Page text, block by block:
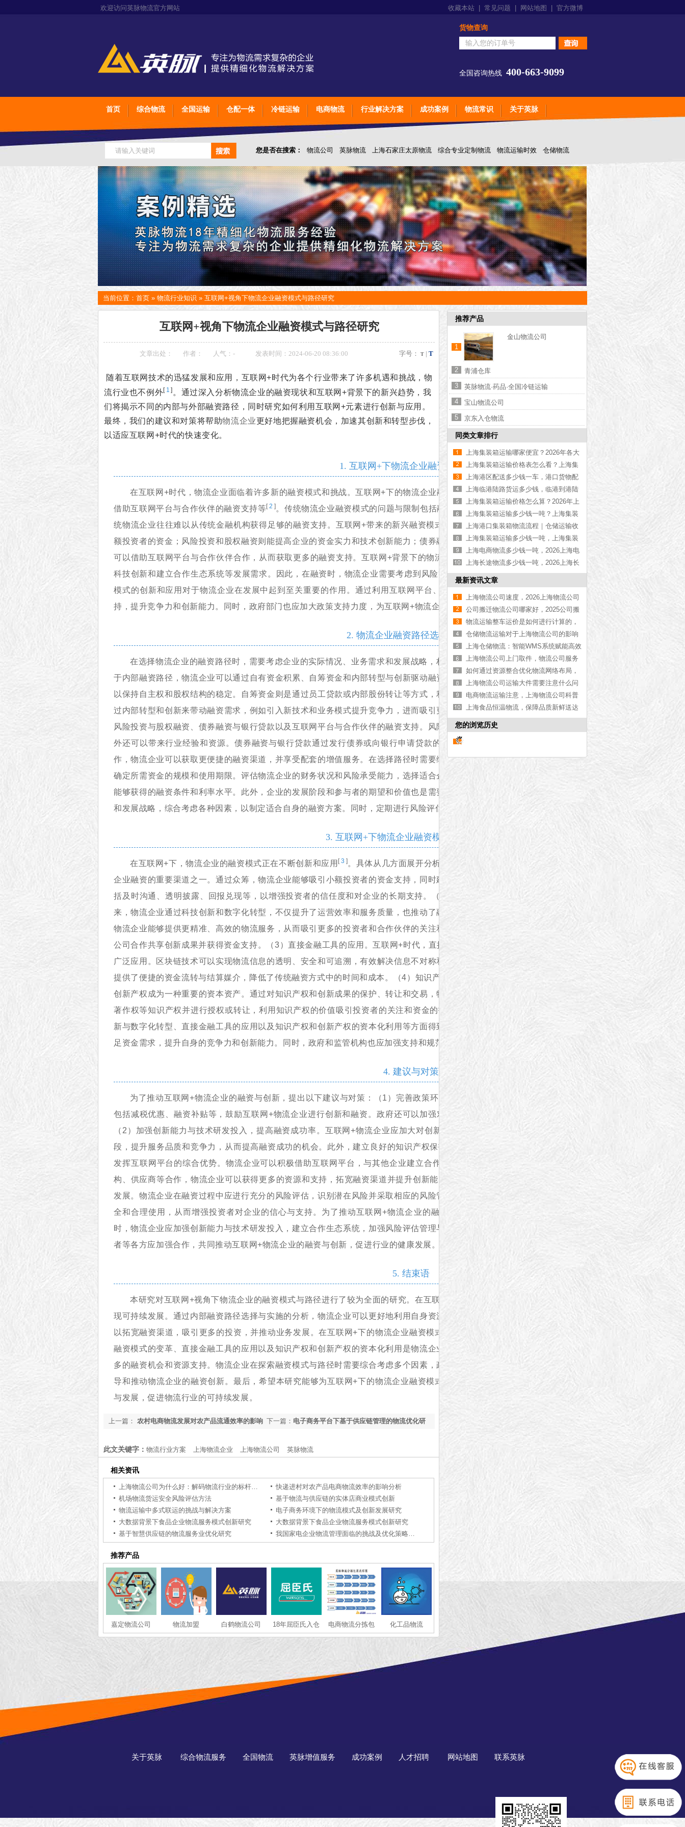
欢迎访问英脉物流官方网站 收藏本站 常见问题 网站地图 官方微博
货物查询
全国咨询热线 400-663-9099
首页 综合物流 全国运输 仓配一体 冷链运输 电商物流 行业解决方案 成功案例 物流常识 关于英脉
您是否在搜索： 物流公司 英脉物流 上海石家庄太原物流 综合专业定制物流 物流运输时效 仓储物流
仓储综合专业定制物流 上海石家庄太原综合专业定制物流
当前位置： 首页 » 物流行业知识 » 互联网+视角下物流企业融资模式与路径研究
互联网+视角下物流企业融资模式与路径研究
字号： T | T
文章出处： 作者： 人气： - 发表时间：2024-06-20 08:36:00
随着互联网技术的迅猛发展和应用，互联网+时代为各个行业带来了许多机遇和挑战，物
流行业也不例外[ 1 ] 。通过深入分析物流企业的融资现状和互联网+背景下的新兴趋势，我
们将揭示不同的内部与外部融资路径，同时研究如何利用互联网+元素进行创新与应用。
最终，我们的建议和对策将帮助物流企业更好地把握融资机会，加速其创新和转型步伐，
以适应互联网+时代的快速变化。
1. 互联网+下物流企业融资模式概述
在互联网+时代，物流企业面临着许多新的融资模式和挑战。互联网+下的物流企业融资模式主要包括众筹、风险投资与股权融资、债券融资与银行贷
借助互联网平台与合作伙伴的融资支持等[2 ] 。传统物流企业融资模式的问题与限制包括融资渠道有限、融资成本高、融资周期长等问题。由于市场竞争激
统物流企业往往难以从传统金融机构获得足够的融资支持。互联网+带来的新兴融资模式使物流企业能够通过互联网平台吸引资金支持，如众筹平台可以
额投资者的资金；风险投资和股权融资则能提高企业的资金实力和技术创新能力；债券融资和银行贷款也逐渐成为物流企业的重要融资方式。此外，物流
可以借助互联网平台与合作伙伴合作，从而获取更多的融资支持。互联网+背景下的物流企业有特殊的融资需求。物流企业需要更多的资金来支持数字化
科技创新和建立合作生态系统等发展需求。因此，在融资时，物流企业需要考虑到风险管理、行业监管和投资回报等方面的特殊需求。互联网+下物流企
模式的创新和应用对于物流企业在发展中起到至关重要的作用。通过利用互联网平台、吸引风险投资、借助科技创新等举措，物流企业能够获得更多的
持，提升竞争力和创新能力。同时，政府部门也应加大政策支持力度，为互联网+物流企业的融资和创新提供更好环境。
2. 物流企业融资路径选择与实施
在选择物流企业的融资路径时，需要考虑企业的实际情况、业务需求和发展战略，权衡不同路径的优缺点和风险收益，以制定适合企业发展的融资方
于内部融资路径，物流企业可以通过自有资金积累、自筹资金和内部转型与创新驱动融资来满足资金需求。自有资金积累依赖于企业的盈利能力和现有资
以保持自主权和股权结构的稳定。自筹资金则是通过员工贷款或内部股份转让等方式，利用内部资源和员工参与度，降低融资成本并增强企业凝聚力。另
过内部转型和创新来带动融资需求，例如引入新技术和业务模式提升竞争力，进而吸引更多外部投资和合作机会。在外部融资路径选择方面，物流企业可
风险投资与股权融资、债券融资与银行贷款以及互联网平台与合作伙伴的融资支持。风险投资与股权融资是利用外部投资者购买股权来获得资金支持，除
外还可以带来行业经验和资源。债券融资与银行贷款通过发行债券或向银行申请贷款的形式，获得长期或短期的资金支持。而通过与互联网平台和合作
作，物流企业可以获取更便捷的融资渠道，并享受配套的增值服务。在选择路径时需要综合权衡多个因素。考虑资金需求量和期限，根据企业的发展规模
确定所需资金的规模和使用期限。评估物流企业的财务状况和风险承受能力，选择适合企业的融资方式。同时，还需要考虑企业的财务状况和信用评级，
能够获得的融资条件和利率水平。此外，企业的发展阶段和参与者的期望和价值也是需要考虑的因素。在进行物流企业的融资路径选择时，应结合企业实
和发展战略，综合考虑各种因素，以制定适合自身的融资方案。同时，定期进行风险评估和财务控制，保证融资资金的安全性和可持续发展。
3. 互联网+下物流企业融资模式创新与应用
在互联网+下，物流企业的融资模式正在不断创新和应用 [3 ] 。具体从几方面展开分析：（1）众筹与投资者关系管理。随着互联网的发展，众筹平台成
企业融资的重要渠道之一。通过众筹，物流企业能够吸引小额投资者的资金支持，同时建立与投资者的良好关系。物流企业需要进行有效的投资者关系管
括及时沟通、透明披露、回报兑现等，以增强投资者的信任度和对企业的长期支持。（2）科技创新与数字化转型引领融资模式的变革。随着互联网+时
来，物流企业通过科技创新和数字化转型，不仅提升了运营效率和服务质量，也推动了融资模式的变革。通过引入物联网、大数据分析、人工智能等先进
物流企业能够提供更精准、高效的物流服务，从而吸引更多的投资者和合作伙伴的关注和支持。同时，科技创新还为物流企业开辟了新的融资路径，例如
公司合作共享创新成果并获得资金支持。（3）直接金融工具的应用。互联网+时代，直接金融工具如区块链技术和支付结算平台等开始在物流企业的融资
广泛应用。区块链技术可以实现物流信息的透明、安全和可追溯，有效解决信息不对称和信任问题，提升合作伙伴和投资者对物流企业的信心。支付结算
提供了便捷的资金流转与结算媒介，降低了传统融资方式中的时间和成本。（4）知识产权和创新产权的资本化利用。在互联网+背景下，物流企业的知识
创新产权成为一种重要的资本资产。通过对知识产权和创新成果的保护、转让和交易，物流企业能够将其转化为资金支持。物流企业可以通过申请专利、
著作权等知识产权并进行授权或转让，利用知识产权的价值吸引投资者的关注和资金的投入。互联网+下物流企业的融资模式在众筹与投资者关系管理、
新与数字化转型、直接金融工具的应用以及知识产权和创新产权的资本化利用等方面得到了创新与应用。通过不断推进融资办法的创新，物流企业能够更
足资金需求，提升自身的竞争力和创新能力。同时，政府和监管机构也应加强支持和规范，为物流企业的融资创新提供良好的环境和政策支持。
4. 建议与对策
为了推动互联网+物流企业的融资与创新，提出以下建议与对策：（1）完善政策环境，鼓励互联网+物流企业融资与创新。政府可以制定相应的支持
包括减税优惠、融资补贴等，鼓励互联网+物流企业进行创新和融资。政府还可以加强对互联网+物流企业的监管与扶持，提供更稳定的政策环境和法律
（2）加强创新能力与技术研发投入，提高融资成功率。互联网+物流企业应加大对创新能力和技术研发的投入。物流企业可以积极引入先进的科技和数
段，提升服务品质和竞争力，从而提高融资成功的机会。此外，建立良好的知识产权保护体系，确保创新成果的合法性和价值转化。（3）建立合作生态
发挥互联网平台的综合优势。物流企业可以积极借助互联网平台，与其他企业建立合作伙伴关系，形成互利共赢的合作生态系统。通过与技术提供商、
构、供应商等合作，物流企业可以获得更多的资源和支持，拓宽融资渠道并提升创新能力。（4）加强风险评估管理与财务控制，确保融资资金的安全与
发展。物流企业在融资过程中应进行充分的风险评估，识别潜在风险并采取相应的风险管理措施。与此同时，加强财务控制和资金使用规范，确保融资资
全和合理使用，从而增强投资者对企业的信心与支持。为了推动互联网+物流企业的融资与创新，需要完善政策环境，鼓励企业积极参与融资与创新活
时，物流企业应加强创新能力与技术研发投入，建立合作生态系统，加强风险评估管理与财务控制，以确保融资资金的安全性和可持续发展。政府、企业
者等各方应加强合作，共同推动互联网+物流企业的融资与创新，促进行业的健康发展。
5. 结束语
本研究对互联网+视角下物流企业的融资模式与路径进行了较为全面的研究。在互联网+时代，物流企业需要积极探索创新的融资路径，以应对市场挑
现可持续发展。通过内部融资路径选择与实施的分析，物流企业可以更好地利用自身资源和能力来进行融资。借助外部融资路径选择与实施的研究，物流
以拓宽融资渠道，吸引更多的投资，并推动业务发展。在互联网+下的物流企业融资模式创新与应用方面，众筹与投资者关系管理、科技创新与数字化转
融资模式的变革、直接金融工具的应用以及知识产权和创新产权的资本化利用是物流企业可以探索的方向。这些创新与应用的路径和模式可以为物流企业
多的融资机会和资源支持。物流企业在探索融资模式与路径时需要综合考虑多个因素，政府相关部门也应加强政策支持和监管，提供良好的创新环境以及
导和推动物流企业的融资创新。最后，希望本研究能够为互联网+下的物流企业融资模式与路径的选择与实施提供一定的理论与实践参考，推动物流企业
与发展，促进物流行业的可持续发展。
下一篇： 电子商务平台下基于供应链管理的物流优化研
上一篇： 农村电商物流发展对农产品流通效率的影响
此文关键字： 物流行业方案 上海物流企业 上海物流公司 英脉物流
相关资讯
上海物流公司为什么好：解码物流行业的标杆力量【行业百科】
快递进村对农产品电商物流效率的影响分析
机场物流货运安全风险评估方法
基于物流与供应链的实体店商业模式创新
物流运输中多式联运的挑战与解决方案
电子商务环境下的物流模式及创新发展研究
大数据背景下食品企业物流服务模式创新研究
大数据背景下食品企业物流服务模式创新研究
基于智慧供应链的物流服务业优化研究
我国家电企业物流管理面临的挑战及优化策略研究——以M物流公司为例
推荐产品
嘉定物流公司 物流加盟 白鹤物流公司
18年屈臣氏入仓
物流仓储配送经
电商物流分拣包
装
化工品物流
推荐产品
1
金山物流公司
2
青浦仓库
3
英脉物流·药品·全国冷链运输
4
宝山物流公司
5
京东入仓物流
同类文章排行
上海集装箱运输哪家便宜？2026年各大
物流公司推荐【最新更新】
上海集装箱运输价格表怎么看？上海集
装箱运输价格指南【最新更新】
上海港区配送多少钱一车，港口货物配
送服务收费价格表【含最新报价】
上海临港陆路货运多少钱，临港到港陆
路运输收费标准【含价格表】
上海集装箱运输价格怎么算？2026年上
海集装箱运输价格指南【最新更新】
上海集装箱运输多少钱一吨？上海集装
箱运输价格（含价格表）
上海港口集装箱物流流程｜仓储运输收
费标准2026｜港口物流【行业百科】
上海集装箱运输多少钱一吨，上海集装
箱运输价格（含价格表）
上海电商物流多少钱一吨，2026上海电
商物流价格【含最新价格】
上海长途物流多少钱一吨，2026上海长
途物流价格【含最新价格】
最新资讯文章
上海物流公司速度，2026上海物流公司
高效运输【最新资讯】
公司搬迁物流公司哪家好，2025公司搬
迁物流公司分享[行业百科]
物流运输整车运价是如何进行计算的，
物流运输整车计算方法[含价格表]
仓储物流运输对于上海物流公司的影响
上海仓储物流：智能WMS系统赋能高效
库存管理【最新推荐】
上海物流公司上门取件，物流公司服务
【全网聚焦】
如何通过资源整合优化物流网络布局，
本文来告诉你[今日更新]
上海物流公司运输大件需要注意什么问
题，上海物流公司运输大件的流程【知
识普及】
电商物流运输注意，上海物流公司科普
【行业百科】
上海食品恒温物流，保障品质新鲜送达
【今日更新】
您的浏览历史
关于英脉 综合物流服务 全国物流 英脉增值服务 成功案例 人才招聘 网站地图 联系英脉
英脉物流有限公司 版权所有